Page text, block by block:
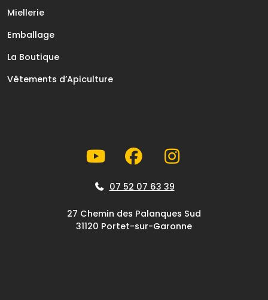
Miellerie
Emballage
La Boutique
Vêtements d’Apiculture
07 52 07 63 39
27 Chemin des Palanques Sud
31120 Portet-sur-Garonne